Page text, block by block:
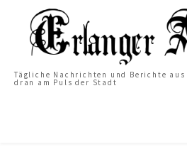
Tägliche Nachrichten und Berichte aus
dran am Puls der Stadt